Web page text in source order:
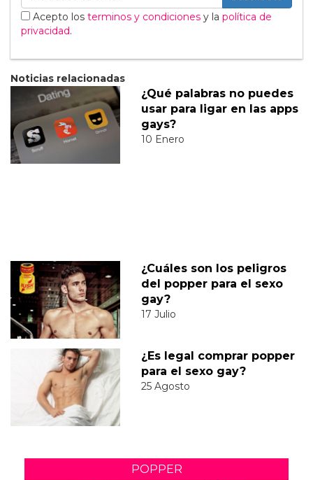
Acepto los terminos y condiciones y la política de
privacidad.
Noticias relacionadas
¿Qué palabras no puedes
usar para ligar en las apps
gays?
10 Enero
¿Cuáles son los peligros
del popper para el sexo
gay?
17 Julio
¿Es legal comprar popper
para el sexo gay?
25 Agosto
POPPER